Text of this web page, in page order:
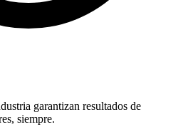
garantizan resultados de
siempre.